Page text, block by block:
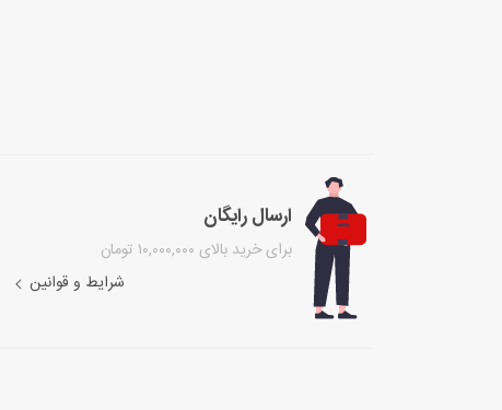
ارسال رایگان
برای خرید بالای ۱۰,۰۰۰,۰۰۰ تومان
شرایط و قوانین